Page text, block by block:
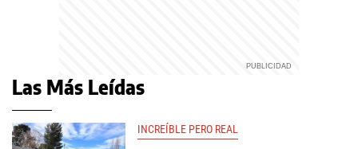
Las Más Leídas
INCREÍBLE PERO REAL